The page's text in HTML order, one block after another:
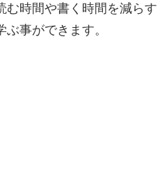
む時間や書く時間を減らす
事ができます。